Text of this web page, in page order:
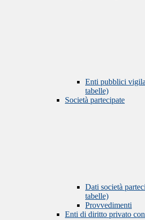
Enti pubblici
tabelle)
Società partecipate
Dati società
tabelle)
Provvedimenti
Enti di diritto privato